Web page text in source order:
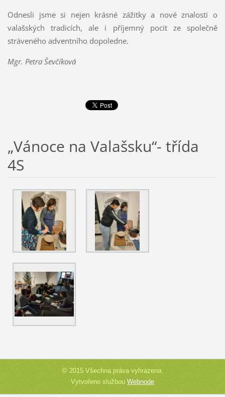
Odnesli jsme si nejen krásné zážitky a nové znalosti o
valašských tradicích, ale i příjemný pocit ze společně
stráveného adventního dopoledne.
Mgr. Petra Ševčíková
„Vánoce na Valašsku“- třída
4S
© 2015 Všechna práva vyhrazena.
Vytvořeno službouWebnode